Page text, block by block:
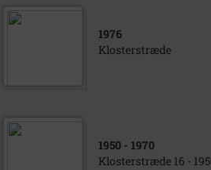
1976
Klosterstræde
1950 - 1970
Klosterstræde 16 -